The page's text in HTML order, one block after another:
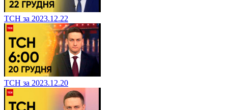
ТСН за 2023.12.22
ТСН за 2023.12.20